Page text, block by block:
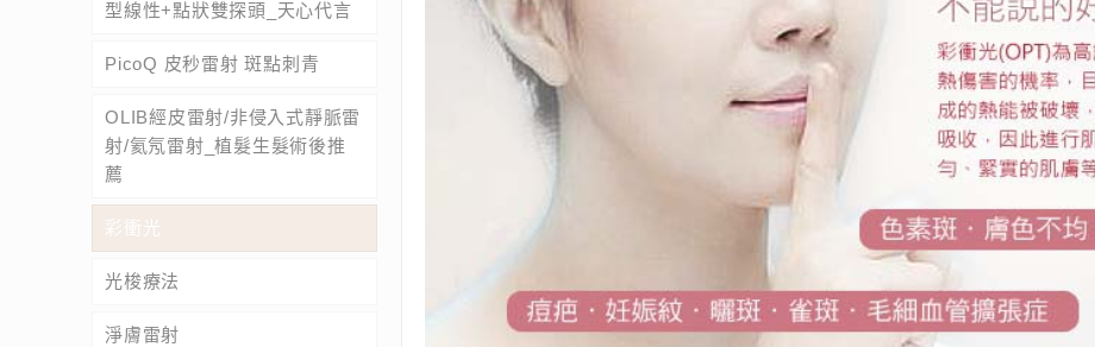
型線性+點狀雙探頭_天心代言
PicoQ 皮秒雷射 斑點刺青
OLIB經皮雷射/非侵入式靜脈雷
射/氦氖雷射_植髮生髮術後推
薦
彩衝光
光梭療法
淨膚雷射